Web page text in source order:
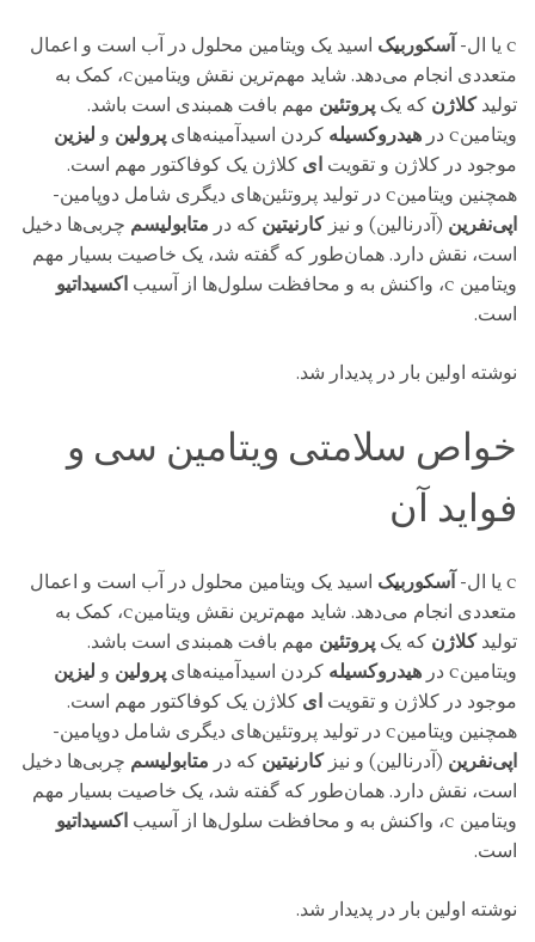
c یا ال- آسکوربیک‌ اسید یک ویتامین محلول در آب است و اعمال
متعددی انجام می‌دهد. شاید مهم‌ترین نقش ویتامینc، کمک به
تولیدکلاژن که یکپروتئین مهم بافت همبندی است باشد.
ویتامینc در
هیدروکسیله کردن اسیدآمینه‌هایپرولین و لیزین
موجود در کلاژن و تقویت ای کلاژن یک کوفاکتور مهم است.
همچنین ویتامینc در تولید پروتئین‌های دیگری شامل دوپامین-
اپی‌نفرین (آدرنالین) و نیزکارنیتین که در متابولیسم چربی‌ها دخیل
است، نقش دارد. همان‌طور که گفته شد، یک خاصیت بسیار مهم
ویتامین c، واکنش به و محافظت سلول‌ها از آسیب
اکسیداتیو
است.
نوشته اولین بار در پدیدار شد.
خواص سلامتی ویتامین سی و
فواید آن
c یا ال- آسکوربیک‌ اسید یک ویتامین محلول در آب است و اعمال
متعددی انجام می‌دهد. شاید مهم‌ترین نقش ویتامینc، کمک به
تولیدکلاژن که یکپروتئین مهم بافت همبندی است باشد.
ویتامینc در
هیدروکسیله کردن اسیدآمینه‌هایپرولین و لیزین
موجود در کلاژن و تقویت ای کلاژن یک کوفاکتور مهم است.
همچنین ویتامینc در تولید پروتئین‌های دیگری شامل دوپامین-
اپی‌نفرین (آدرنالین) و نیزکارنیتین که در متابولیسم چربی‌ها دخیل
است، نقش دارد. همان‌طور که گفته شد، یک خاصیت بسیار مهم
ویتامین c، واکنش به و محافظت سلول‌ها از آسیب
اکسیداتیو
است.
نوشته اولین بار در پدیدار شد.